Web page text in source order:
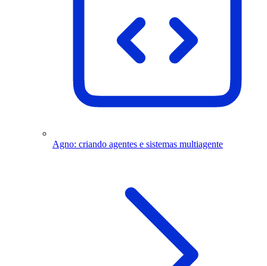
Agno: criando agentes e sistemas multiagente